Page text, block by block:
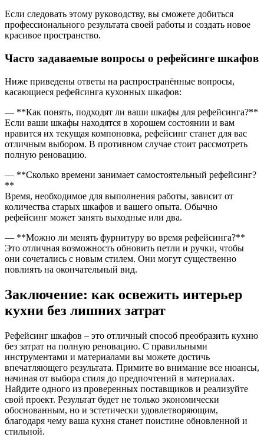
Если следовать этому руководству, вы сможете добиться
профессионального результата своей работы и создать новое
красивое пространство.
Часто задаваемые вопросы о рефейсинге шкафов
Ниже приведены ответы на распространённые вопросы,
касающиеся рефейсинга кухонных шкафов:
— **Как понять, подходят ли ваши шкафы для рефейсинга?**
Если ваши шкафы находятся в хорошем состоянии и вам
нравится их текущая компоновка, рефейсинг станет для вас
отличным выбором. В противном случае стоит рассмотреть
полную реновацию.
— **Сколько времени занимает самостоятельный рефейсинг?
**
Время, необходимое для выполнения работы, зависит от
количества старых шкафов и вашего опыта. Обычно
рефейсинг может занять выходные или два.
— **Можно ли менять фурнитуру во время рефейсинга?**
Это отличная возможность обновить петли и ручки, чтобы
они сочетались с новым стилем. Они могут существенно
повлиять на окончательный вид.
Заключение: как освежить интерьер
кухни без лишних затрат
Рефейсинг шкафов – это отличный способ преобразить кухню
без затрат на полную реновацию. С правильными
инструментами и материалами вы можете достичь
впечатляющего результата. Примите во внимание все нюансы,
начиная от выбора стиля до предпочтений в материалах.
Найдите одного из проверенных поставщиков и реализуйте
свой проект. Результат будет не только экономически
обоснованным, но и эстетически удовлетворяющим,
благодаря чему ваша кухня станет поистине обновленной и
стильной.